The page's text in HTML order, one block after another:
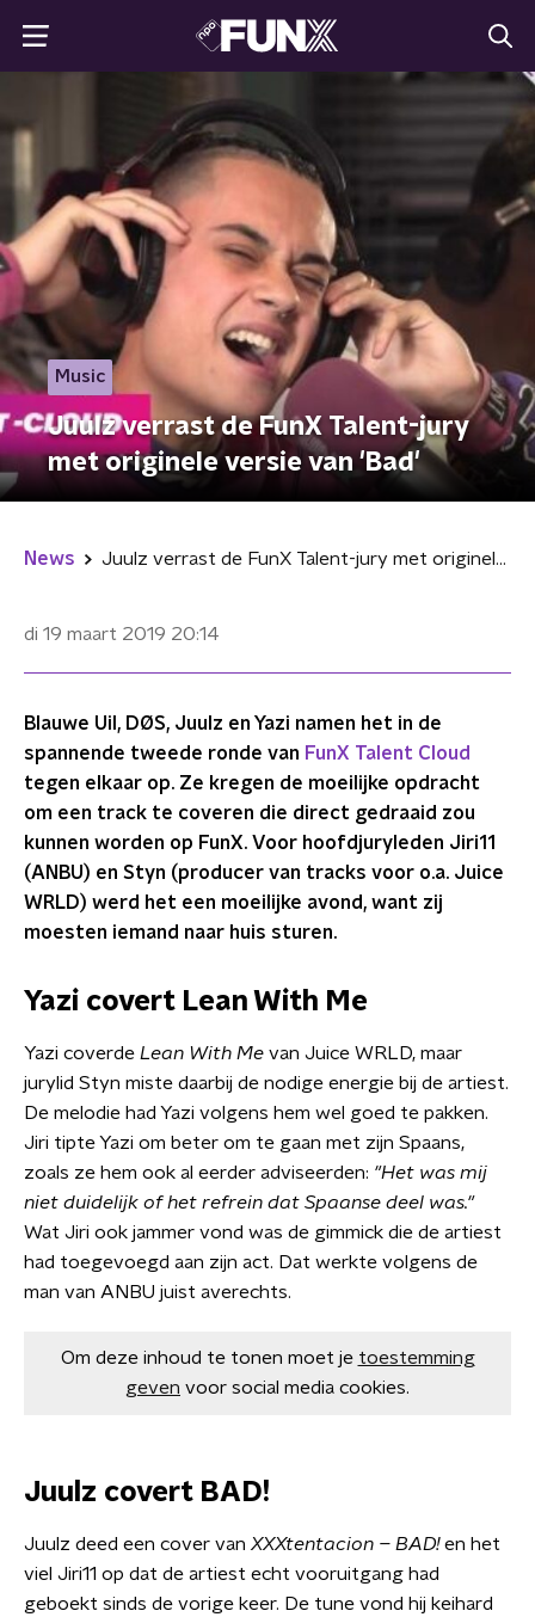
Music
Juulz verrast de FunX Talent-jury
met originele versie van 'Bad'
News Juulz verrast de FunX Talent-jury met originele versie van 'Bad'
di 19 maart 2019 20:14
Blauwe Uil, DØS, Juulz en Yazi namen het in de
spannende tweede ronde van FunX Talent Cloud
tegen elkaar op. Ze kregen de moeilijke opdracht
om een track te coveren die direct gedraaid zou
kunnen worden op FunX. Voor hoofdjuryleden Jiri11
(ANBU) en Styn (producer van tracks voor o.a. Juice
WRLD) werd het een moeilijke avond, want zij
moesten iemand naar huis sturen.
Yazi covert Lean With Me
Yazi coverde Lean With Me van Juice WRLD, maar
jurylid Styn miste daarbij de nodige energie bij de artiest.
De melodie had Yazi volgens hem wel goed te pakken.
Jiri tipte Yazi om beter om te gaan met zijn Spaans,
zoals ze hem ook al eerder adviseerden: "Het was mij
niet duidelijk of het refrein dat Spaanse deel was."
Wat Jiri ook jammer vond was de gimmick die de artiest
had toegevoegd aan zijn act. Dat werkte volgens de
man van ANBU juist averechts.
Om deze inhoud te tonen moet je toestemming
geven voor social media cookies.
Juulz covert BAD!
Juulz deed een cover van XXXtentacion – BAD!en het
viel Jiri11 op dat de artiest echt vooruitgang had
geboekt sinds de vorige keer. De tune vond hij keihard